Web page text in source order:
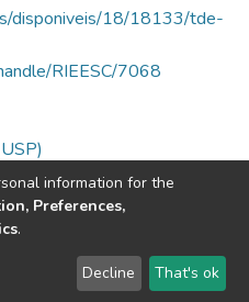
disponiveis/18/18133/tde-
RIEESC/7068
© 2002-2026 LYRASIS
Send Feedback
information for the
Preferences,
.
Decline That's ok